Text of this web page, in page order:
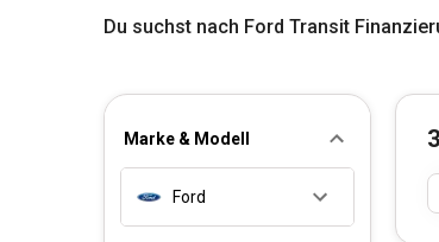
Du suchst nach Ford Transit
Marke & Modell
Ford